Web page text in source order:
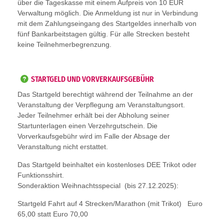
über die Tageskasse mit einem Aufpreis von 10 EUR
Verwaltung möglich. Die Anmeldung ist nur in Verbindung
mit dem Zahlungseingang des Startgeldes innerhalb von
fünf Bankarbeitstagen gültig. Für alle Strecken besteht
keine Teilnehmerbegrenzung.
STARTGELD UND VORVERKAUFSGEBÜHR
Das Startgeld berechtigt während der Teilnahme an der
Veranstaltung der Verpflegung am Veranstaltungsort.
Jeder Teilnehmer erhält bei der Abholung seiner
Startunterlagen einen Verzehrgutschein. Die
Vorverkaufsgebühr wird im Falle der Absage der
Veranstaltung nicht erstattet.
Das Startgeld beinhaltet ein kostenloses DEE Trikot oder
Funktionsshirt.
Sonderaktion Weihnachtsspecial (bis 27.12.2025):
Startgeld Fahrt auf 4 Strecken/Marathon (mit Trikot) Euro
65,00 statt Euro 70,00